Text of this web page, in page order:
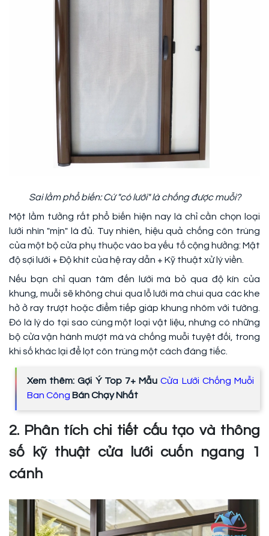
Sai lầm phổ biến: Cứ "có lưới" là chống được muỗi?
Một lầm tưởng rất phổ biến hiện nay là chỉ cần chọn loại
lưới nhìn "mịn" là đủ. Tuy nhiên, hiệu quả chống côn trùng
của một bộ cửa phụ thuộc vào ba yếu tố cộng hưởng: Mật
độ sợi lưới + Độ khít của hệ ray dẫn + Kỹ thuật xử lý viền.
Nếu bạn chỉ quan tâm đến lưới mà bỏ qua độ kín của
khung, muỗi sẽ không chui qua lỗ lưới mà chui qua các khe
hở ở ray trượt hoặc điểm tiếp giáp khung nhôm với tường.
Đó là lý do tại sao cùng một loại vật liệu, nhưng có những
bộ cửa vận hành mượt mà và chống muỗi tuyệt đối, trong
khi số khác lại để lọt côn trùng một cách đáng tiếc.
Xem thêm: Gợi Ý Top 7+ MẫuCửa Lưới Chống Muỗi
Ban Công Bán Chạy Nhất
2. Phân tích chi tiết cấu tạo và thông
số kỹ thuật cửa lưới cuốn ngang 1
cánh